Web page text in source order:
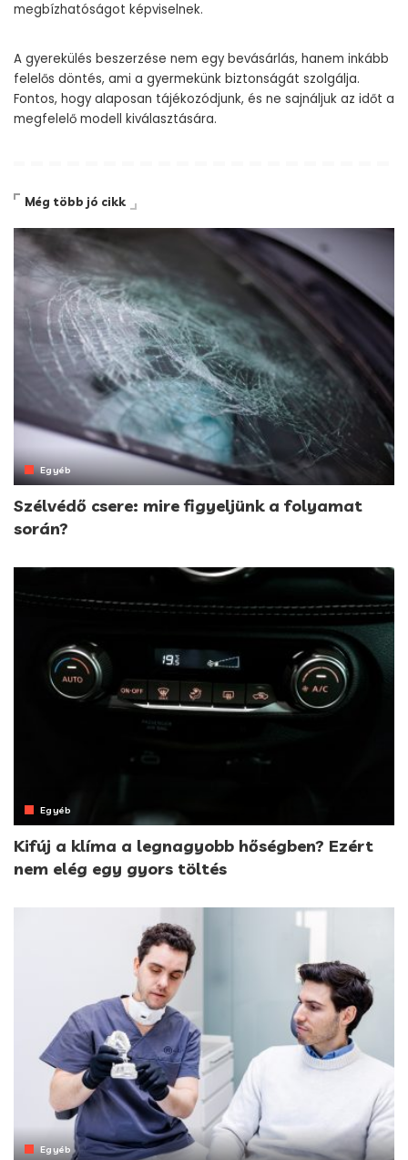
megbízhatóságot képviselnek.
A gyerekülés beszerzése nem egy bevásárlás, hanem inkább
felelős döntés, ami a gyermekünk biztonságát szolgálja.
Fontos, hogy alaposan tájékozódjunk, és ne sajnáljuk az időt a
megfelelő modell kiválasztására.
Még több jó cikk
Egyéb
Szélvédő csere: mire figyeljünk a folyamat
során?
Egyéb
Kifúj a klíma a legnagyobb hőségben? Ezért
nem elég egy gyors töltés
Egyéb